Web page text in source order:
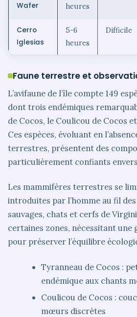
Wafer
heures
Cerro
Iglesias
5-6
heures
Difficile
Faune terrestre et
L’avifaune de l’île compte 149
dont trois endémiques
de Cocos, le Coulicou de Cocos
Ces espèces, évoluant en
terrestres, présentent des
particulièrement confiants envers
Les mammifères terrestres se
introduites par l’homme au fil
sauvages, chats et cerfs de
certaines zones, nécessitant une
pour préserver l’équilibre
Tyranneau de Cocos :
endémique aux chants
Coulicou de Cocos :
mœurs discrètes